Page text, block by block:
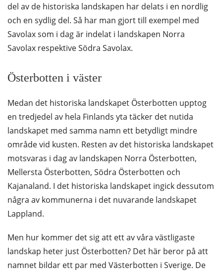
del av de historiska landskapen har delats i en nordlig
och en sydlig del. Så har man gjort till exempel med
Savolax som i dag är indelat i landskapen Norra
Savolax respektive Södra Savolax.
Österbotten i väster
Medan det historiska landskapet Österbotten upptog
en tredjedel av hela Finlands yta täcker det nutida
landskapet med samma namn ett betydligt mindre
område vid kusten. Resten av det historiska landskapet
motsvaras i dag av landskapen Norra Österbotten,
Mellersta Österbotten, Södra Österbotten och
Kajanaland. I det historiska landskapet ingick dessutom
några av kommunerna i det nuvarande landskapet
Lappland.
Men hur kommer det sig att ett av våra västligaste
landskap heter just Österbotten? Det här beror på att
namnet bildar ett par med Västerbotten i Sverige. De